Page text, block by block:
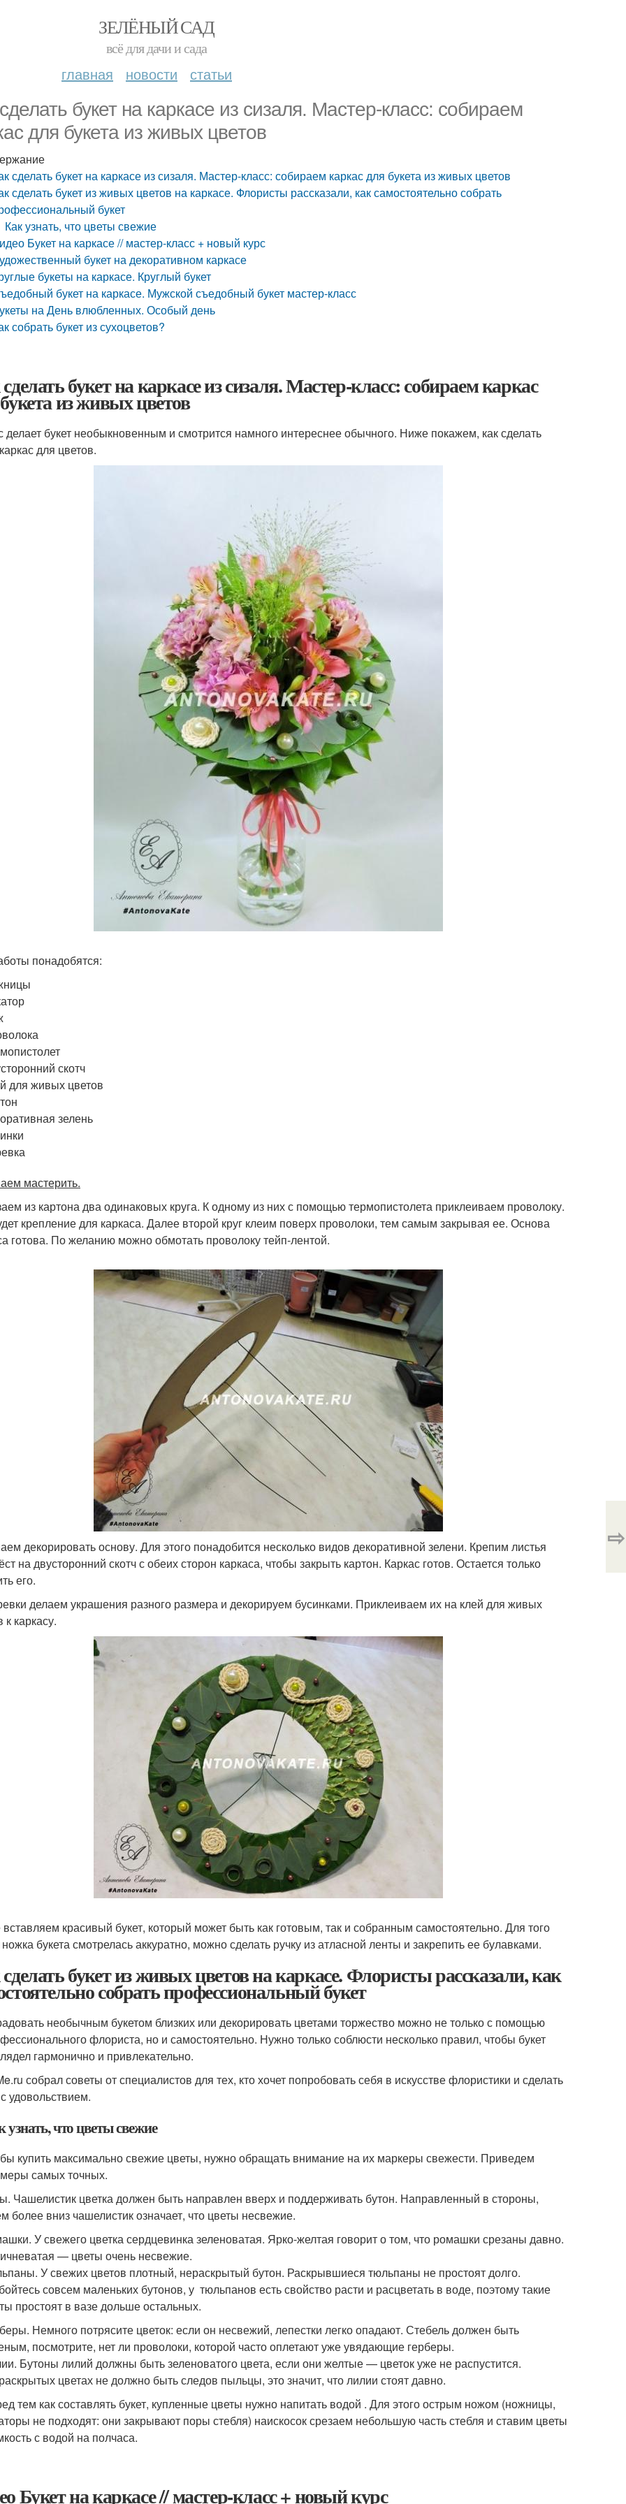
ЗЕЛЁНЫЙ САД
всё для дачи и сада
главная новости статьи
букет на каркасе из сизаля. Мастер-класс: собираем
для букета из живых цветов
сделать букет на каркасе из сизаля. Мастер-класс: собираем каркас для букета из живых цветов
сделать букет из живых цветов на каркасе. Флористы рассказали, как самостоятельно собрать
букет
Как узнать, что цветы свежие
Букет на каркасе // мастер-класс + новый курс
букет на декоративном каркасе
букеты на каркасе. Круглый букет
букет на каркасе. Мужской съедобный букет мастер-класс
на День влюбленных. Особый день
собрать букет из сухоцветов?
букет на каркасе из сизаля. Мастер-класс: собираем каркас
из живых цветов
делает букет необыкновенным и смотрится намного интереснее обычного. Ниже покажем, как сделать
для цветов.
понадобятся:
скотч
для живых цветов
зелень
мастерить.
из картона два одинаковых круга. К одному из них с помощью термопистолета приклеиваем проволоку.
крепление для каркаса. Далее второй круг клеим поверх проволоки, тем самым закрывая ее. Основа
готова. По желанию можно обмотать проволоку тейп-лентой.
декорировать основу. Для этого понадобится несколько видов декоративной зелени. Крепим листья
на двусторонний скотч с обеих сторон каркаса, чтобы закрыть картон. Каркас готов. Остается только
его.
делаем украшения разного размера и декорируем бусинками. Приклеиваем их на клей для живых
к каркасу.
красивый букет, который может быть как готовым, так и собранным самостоятельно. Для того
букета смотрелась аккуратно, можно сделать ручку из атласной ленты и закрепить ее булавками.
букет из живых цветов на каркасе. Флористы рассказали, как
собрать профессиональный букет
необычным букетом близких или декорировать цветами торжество можно не только с помощью
флориста, но и самостоятельно. Нужно только соблюсти несколько правил, чтобы букет
гармонично и привлекательно.
собрал советы от специалистов для тех, кто хочет попробовать себя в искусстве флористики и сделать
удовольствием.
узнать, что цветы свежие
купить максимально свежие цветы, нужно обращать внимание на их маркеры свежести. Приведем
самых точных.
Чашелистик цветка должен быть направлен вверх и поддерживать бутон. Направленный в стороны,
более вниз чашелистик означает, что цветы несвежие.
У свежего цветка сердцевинка зеленоватая. Ярко-желтая говорит о том, что ромашки срезаны давно.
— цветы очень несвежие.
У свежих цветов плотный, нераскрытый бутон. Раскрывшиеся тюльпаны не простоят долго.
совсем маленьких бутонов, у тюльпанов есть свойство расти и расцветать в воде, поэтому такие
простоят в вазе дольше остальных.
Немного потрясите цветок: если он несвежий, лепестки легко опадают. Стебель должен быть
посмотрите, нет ли проволоки, которой часто оплетают уже увядающие герберы.
Бутоны лилий должны быть зеленоватого цвета, если они желтые — цветок уже не распустится.
цветах не должно быть следов пыльцы, это значит, что лилии стоят давно.
тем как составлять букет, купленные цветы нужно напитать водой . Для этого острым ножом (ножницы,
не подходят: они закрывают поры стебля) наискосок срезаем небольшую часть стебля и ставим цветы
с водой на полчаса.
Букет на каркасе // мастер-класс + новый курс
⇨